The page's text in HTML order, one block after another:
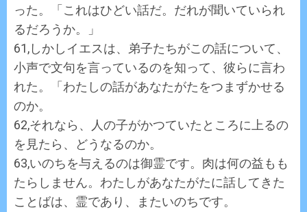
った。「これはひどい話だ。だれが聞いていられ
るだろうか。」
61,しかしイエスは、弟子たちがこの話について、
小声で文句を言っているのを知って、彼らに言わ
れた。「わたしの話があなたがたをつまずかせる
のか。
62,それなら、人の子がかつていたところに上るの
を見たら、どうなるのか。
63,いのちを与えるのは御霊です。肉は何の益もも
たらしません。わたしがあなたがたに話してきた
ことばは、霊であり、またいのちです。